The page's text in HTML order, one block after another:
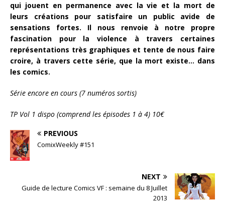
qui jouent en permanence avec la vie et la mort de
leurs créations pour satisfaire un public avide de
sensations fortes. Il nous renvoie à notre propre
fascination pour la violence à travers certaines
représentations très graphiques et tente de nous faire
croire, à travers cette série, que la mort existe… dans
les comics.
Série encore en cours (7 numéros sortis)
TP Vol 1 dispo (comprend les épisodes 1 à 4) 10€
PREVIOUS
ComixWeekly #151
NEXT
Guide de lecture Comics VF : semaine du 8 Juillet
2013